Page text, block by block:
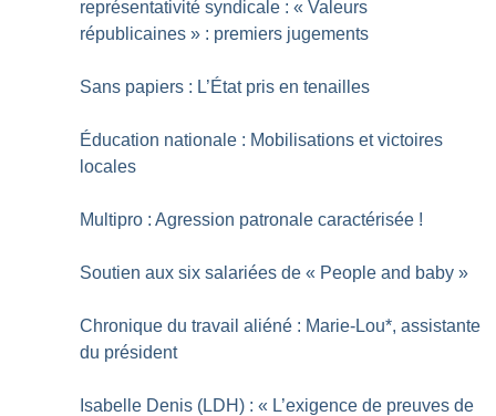
représentativité syndicale : « Valeurs
républicaines » : premiers jugements
Sans papiers : L’État pris en tenailles
Éducation nationale : Mobilisations et victoires
locales
Multipro : Agression patronale caractérisée !
Soutien aux six salariées de « People and baby »
Chronique du travail aliéné : Marie-Lou*, assistante
du président
Isabelle Denis (LDH) : « L’exigence de preuves de